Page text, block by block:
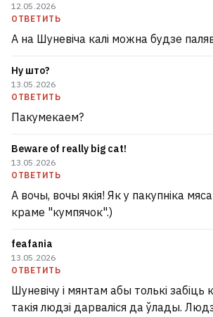
12.05.2026
ОТВЕТИТЬ
А на Шуневіча калі можна будзе
Ну што?
13.05.2026
ОТВЕТИТЬ
Пакумекаем?
Beware of really big cat!
13.05.2026
ОТВЕТИТЬ
А вочы, вочы якія! Як у пакупніка
краме "кумпячок".)
feafania
13.05.2026
ОТВЕТИТЬ
Шуневічу і мянтам абы толькі забіць
такія людзі дарваліся да ўлады.